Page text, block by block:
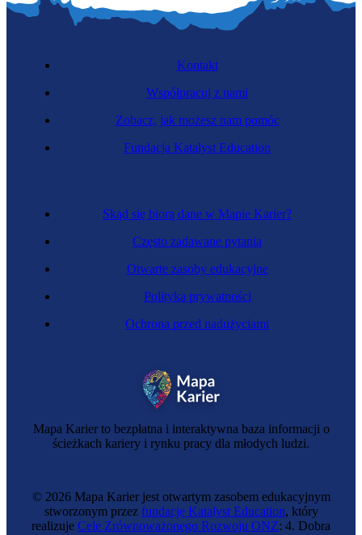
Monterka stolarki budowlanej
Mapa Karier to bezpłatna i interaktywna baza informacji o
ścieżkach kariery i rynku pracy dla młodych ludzi.
Skąd się biorą dane w Mapie Karier?
Często zadawane pytania
Otwarte zasoby edukacyjne
Polityka prywatności
Ochrona przed nadużyciami
Kontakt
Współpracuj z nami
Zobacz, jak możesz nam pomóc
Fundacja Katalyst Education
© 2026 Mapa Karier jest otwartym zasobem edukacyjnym
stworzonym przez fundację Katalyst Education, który
realizuje Cele Zrównoważonego Rozwoju ONZ: 4. Dobra